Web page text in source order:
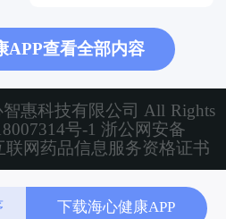
APP查看全部内容
惠科技有限公司 All Rights
号-1 浙公网安备
联网药品信息服务资格证书
下载海心健康APP